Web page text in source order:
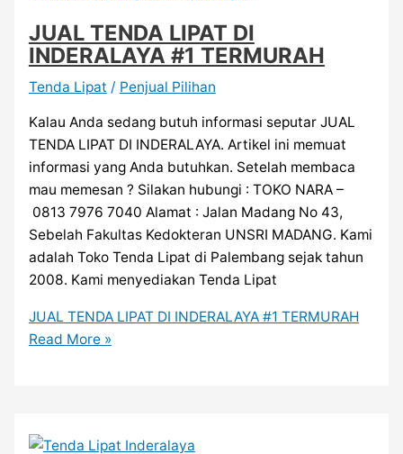
JUAL TENDA LIPAT DI
INDERALAYA #1 TERMURAH
Tenda Lipat / Penjual Pilihan
Kalau Anda sedang butuh informasi seputar JUAL
TENDA LIPAT DI INDERALAYA. Artikel ini memuat
informasi yang Anda butuhkan. Setelah membaca
mau memesan ? Silakan hubungi : TOKO NARA –
0813 7976 7040 Alamat : Jalan Madang No 43,
Sebelah Fakultas Kedokteran UNSRI MADANG. Kami
adalah Toko Tenda Lipat di Palembang sejak tahun
2008. Kami menyediakan Tenda Lipat
JUAL TENDA LIPAT DI INDERALAYA #1 TERMURAH
Read More »